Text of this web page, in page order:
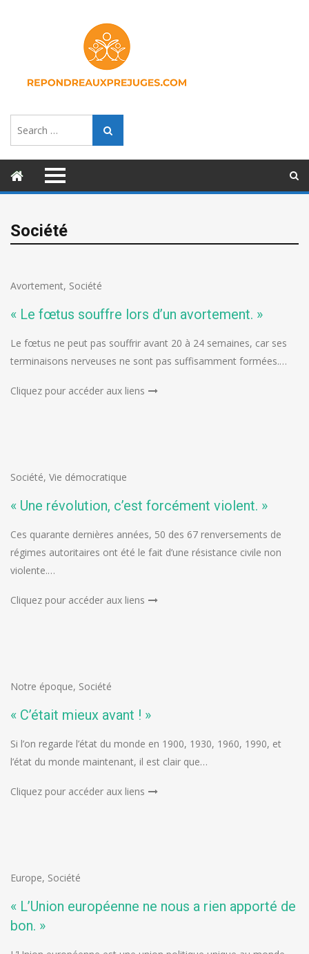
for:
Search
Société
Avortement, Société
« Le fœtus souffre lors d’un avortement. »
Le fœtus ne peut pas souffrir avant 20 à 24 semaines, car ses
terminaisons nerveuses ne sont pas suffisamment formées.…
Cliquez pour accéder aux liens
Société, Vie démocratique
« Une révolution, c’est forcément violent. »
Ces quarante dernières années, 50 des 67 renversements de
régimes autoritaires ont été le fait d’une résistance civile non
violente.…
Cliquez pour accéder aux liens
Notre époque, Société
« C’était mieux avant ! »
Si l’on regarde l’état du monde en 1900, 1930, 1960, 1990, et
l’état du monde maintenant, il est clair que…
Cliquez pour accéder aux liens
Europe, Société
« L’Union européenne ne nous a rien apporté de
bon. »